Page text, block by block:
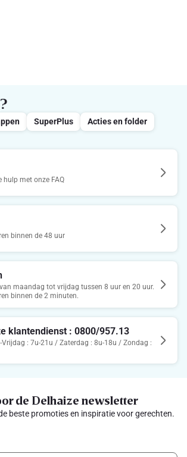
SuperPlus
Acties en folder
hulp met onze FAQ
binnen de 48 uur
maandag tot vrijdag tussen 8 uur en 20 uur.
binnen de 2 minuten.
klantendienst : 0800/957.13
Vrijdag : 7u-21u / Zaterdag : 8u-18u / Zondag :
de Delhaize newsletter
beste promoties en inspiratie voor gerechten.